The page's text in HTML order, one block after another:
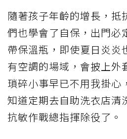
隨著孩子年齡的增長，抵
們也學會了自保，出門必
帶保溫瓶，即使夏日炎炎
有空調的場域，會披上外
瑣碎小事早已不用我掛心
知道定期去自助洗衣店清
抗敏作戰總指揮除役了。